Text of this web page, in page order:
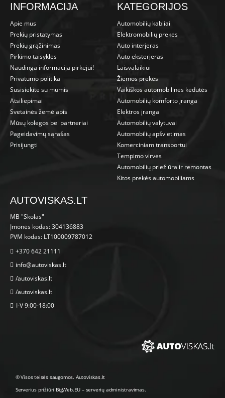
INFORMACIJA
Apie mus
Prekių pristatymas
Prekių grąžinimas
Pirkimo taisyklės
Naudinga informacija pirkėjui!
Privatumo politika
Susisiekite su mumis
Atsiliepimai
Svetainės žemėlapis
Mūsų kolegos bei partneriai
Pageidavimų sąrašas
Prisijungti
KATEGORIJOS
Automobilių kabliai
Elektromobilių prekės
Auto interjeras
Auto eksterjeras
Laisvalaikiui
Žiemos prekės
Vaikiškos automobilinės kėdutės
Automobilių komforto įranga
Elektros įranga
Automobilių valytuvai
Automobilių apšvietimas
Komerciniam transportui
Tempimo virvės
Automobilių priežiūra ir remontas
Kitos prekės automobiliams
AUTOVISKAS.LT
MB "Skolas"
Įmonės kodas: 304136883
PVM kodas: LT100009787012
+370 642 21111
info@autoviskas.lt
/autoviskas.lt
/autoviskas.lt
I-V 9:00-18:00
© Visos teisės saugomos. Autoviskas.lt
Serverius prižiūri BigWeb.EU – serverių administravimas.